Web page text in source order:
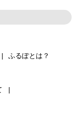
ふるぽとは？